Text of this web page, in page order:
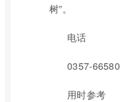
树”。
电话
0357-
用时参考